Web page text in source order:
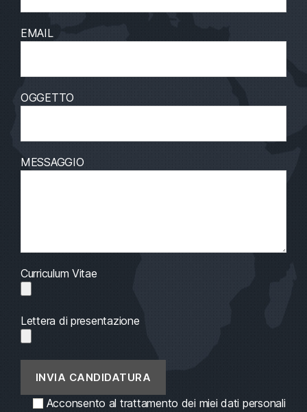
EMAIL
OGGETTO
MESSAGGIO
Curriculum Vitae
Lettera di presentazione
Acconsento al trattamento dei miei dati personali